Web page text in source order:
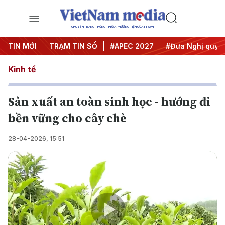
CHUYÊN TRANG THÔNG TIN ĐA PHƯƠNG TIỆN CỦA TTXVN
TIN MỚI TRẠM TIN SỐ
#Hội nghị Trung ương 3 #APEC 2027 #Đưa Nghị quyết
Kinh tế
Sản xuất an toàn sinh học - hướng đi
bền vững cho cây chè
28-04-2026, 15:51